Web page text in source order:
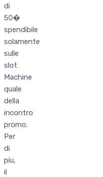
di
50�
spendibile
solamente
sulle
slot
Machine
quale
della
incontro
promo.
Per
di
piu,
il